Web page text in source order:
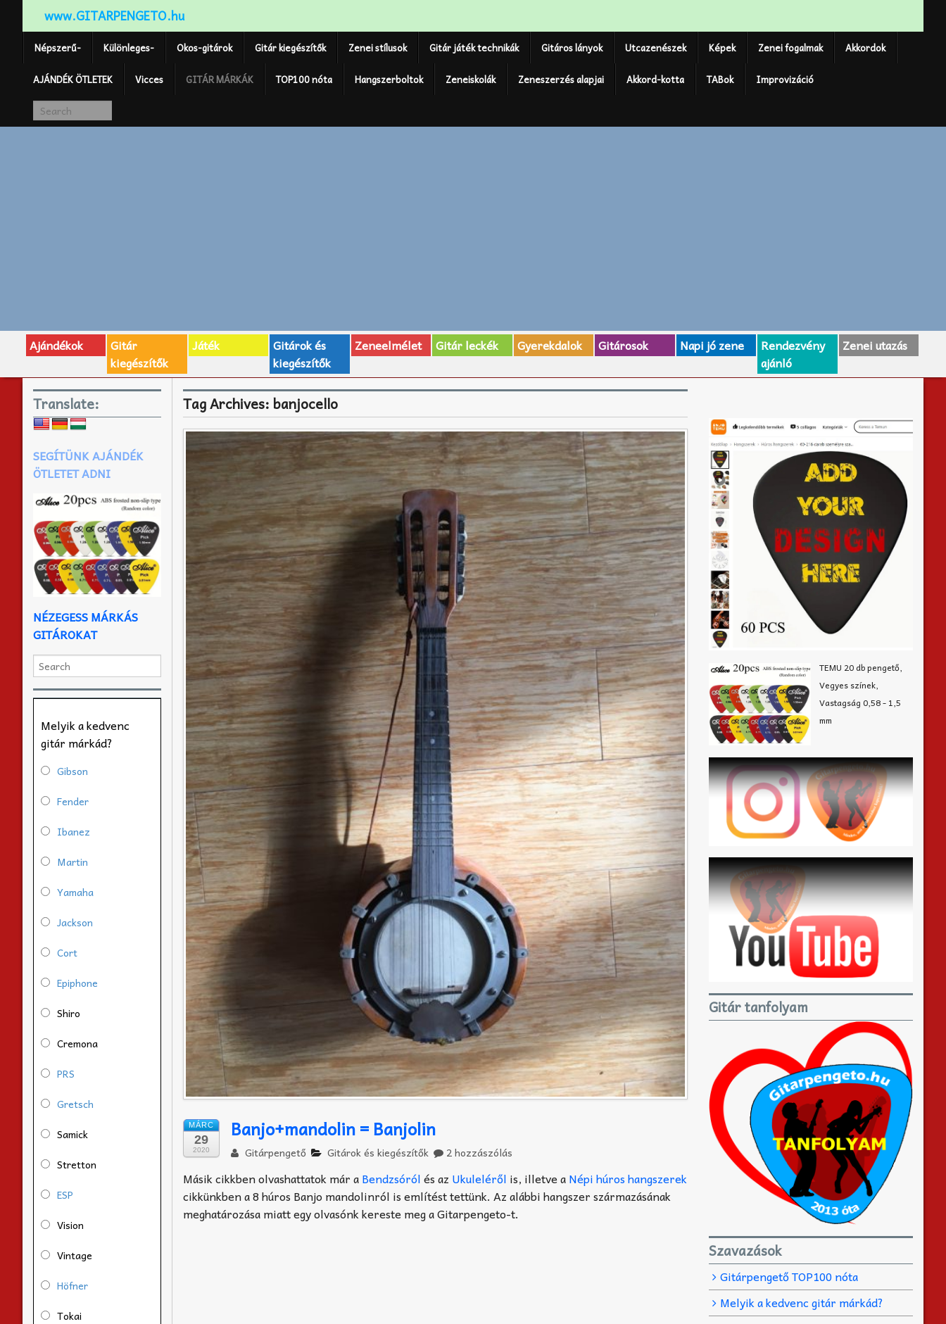
www.GITARPENGETO.hu
Népszerű- Különleges- Okos-gitárok Gitár kiegészítők Zenei stílusok Gitár játék technikák Gitáros lányok Utcazenészek Képek Zenei fogalmak Akkordok
AJÁNDÉK ÖTLETEK Vicces GITÁR MÁRKÁK TOP100 nóta Hangszerboltok Zeneiskolák Zeneszerzés alapjai Akkord-kotta TABok Improvizáció
Ajándékok
Gitár
kiegészítők
Játék
Gitárok és
kiegészítők
Zeneelmélet Gitár leckék Gyerekdalok Gitárosok Napi jó zene
Rendezvény
ajánló
Zenei utazás
Tag Archives:banjocello
MÁRC
29
2020
Banjo+mandolin = Banjolin
Gitárpengető Gitárok és kiegészítők 2 hozzászólás
Másik cikkben olvashattatok már aBendzsórólés az Ukuleléről is, illetve aNépi húros hangszerek
cikkünkben a 8 húros Banjo mandolinról is említést tettünk. Az alábbi hangszer származásának
meghatározása miatt egy olvasónk kereste meg a Gitarpengeto-t.
Translate:
SEGÍTÜNK AJÁNDÉK
ÖTLETET ADNI
NÉZEGESS MÁRKÁS
GITÁROKAT
Melyik a kedvenc
gitár márkád?
Gibson
Fender
Ibanez
Martin
Yamaha
Jackson
Cort
Epiphone
Shiro
Cremona
PRS
Gretsch
Samick
Stretton
ESP
Vision
Vintage
Höfner
Tokai
TEMU 20 db pengető,
Vegyes színek,
Vastagság 0,58 - 1,5
mm
Gitár tanfolyam
Szavazások
Gitárpengető TOP100 nóta
Melyik a kedvenc gitár márkád?